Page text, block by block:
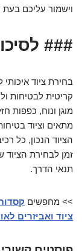
וישמור עליכם בעת
###
בחירת ציוד
קריטית לבטיחות
מוגן ונוח, כפפות
מתאים וציוד
הציוד הנכון, כל
זמן לבחירת
תנאי הדרך.
>> מחפשים
ציוד ואביזרים